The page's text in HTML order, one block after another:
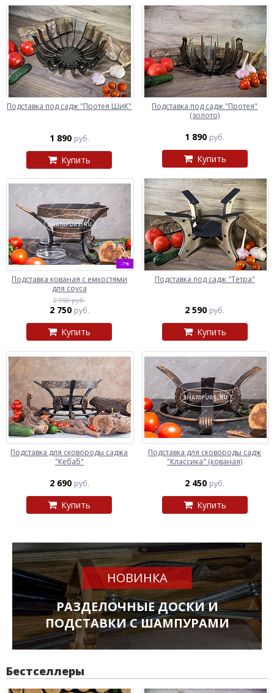
Подставка под садж "Протея ШиК"
1 890 руб.
Купить
Подставка под садж "Протея"
(золото)
1 890 руб.
Купить
-7%
Подставка кованая с емкостями
для соуса
2 950 руб.
2 750 руб.
Купить
Подставка под садж "Тетра"
2 590 руб.
Купить
Подставка для сковороды саджа
"Кебаб"
2 690 руб.
Купить
Подставка для сковороды садж
"Классика" (кованая)
2 450 руб.
Купить
НОВИНКА
РАЗДЕЛОЧНЫЕ ДОСКИ И
ПОДСТАВКИ С ШАМПУРАМИ
Бестселлеры